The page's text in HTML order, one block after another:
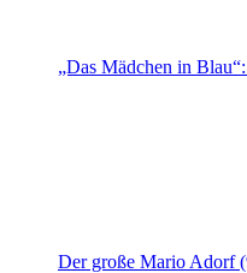
„Das Mädchen in
Der große Mario Adorf